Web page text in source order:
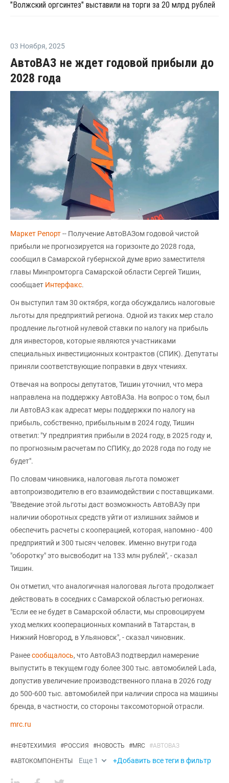
"Волжский оргсинтез" выставили на торги за 20 млрд рублей
03 Ноября, 2025
АвтоВАЗ не ждет годовой прибыли до
2028 года
Маркет Репорт-- Получение АвтоВАЗом годовой чистой
прибыли не прогнозируется на горизонте до 2028 года,
сообщил в Самарской губернской думе врио заместителя
главы Минпромторга Самарской области Сергей Тишин,
сообщает Интерфакс.
Он выступил там 30 октября, когда обсуждались налоговые
льготы для предприятий региона. Одной из таких мер стало
продление льготной нулевой ставки по налогу на прибыль
для инвесторов, которые являются участниками
специальных инвестиционных контрактов (СПИК). Депутаты
приняли соответствующие поправки в двух чтениях.
Отвечая на вопросы депутатов, Тишин уточнил, что мера
направлена на поддержку АвтоВАЗа. На вопрос о том, был
ли АвтоВАЗ как адресат меры поддержки по налогу на
прибыль, собственно, прибыльным в 2024 году, Тишин
ответил: "У предприятия прибыли в 2024 году, в 2025 году и,
по прогнозным расчетам по СПИКу, до 2028 года по году не
будет".
По словам чиновника, налоговая льгота поможет
автопроизводителю в его взаимодействии с поставщиками.
"Введение этой льготы даст возможность АвтоВАЗу при
наличии оборотных средств уйти от излишних займов и
обеспечить расчеты с кооперацией, которая, напомню - 400
предприятий и 300 тысяч человек. Именно внутри года
"оборотку" это высвободит на 133 млн рублей", - сказал
Тишин.
Он отметил, что аналогичная налоговая льгота продолжает
действовать в соседних с Самарской областью регионах.
"Если ее не будет в Самарской области, мы спровоцируем
уход мелких кооперационных компаний в Татарстан, в
Нижний Новгород, в Ульяновск", - сказал чиновник.
Ранеесообщалось, что АвтоВАЗ подтвердил намерение
выпустить в текущем году более 300 тыс. автомобилей Lada,
допустив увеличение производственного плана в 2026 году
до 500-600 тыс. автомобилей при наличии спроса на машины
бренда, в частности, со стороны таксомоторной отрасли.
mrc.ru
#НЕФТЕХИМИЯ #РОССИЯ #НОВОСТЬ #MRC #АВТОВАЗ
#АВТОКОМПОНЕНТЫ Еще 1 +Добавить все теги в фильтр